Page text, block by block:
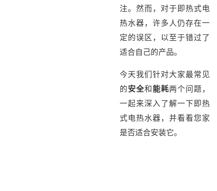
注。然而，对于即热式电
热水器，许多人仍存在一
定的误区，以至于错过了
适合自己的产品。
今天我们针对大家最常见
的安全和 能耗两个问题，
一起来深入了解一下即热
式电热水器，并看看您家
是否适合安装它。